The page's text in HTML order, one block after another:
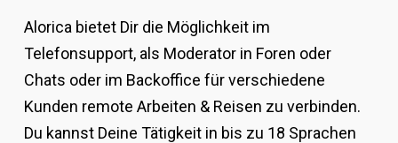
Alorica bietet Dir die Möglichkeit im
Telefonsupport, als Moderator in Foren oder
Chats oder im Backoffice für verschiedene
Kunden remote Arbeiten & Reisen zu verbinden.
Du kannst Deine Tätigkeit in bis zu 18 Sprachen